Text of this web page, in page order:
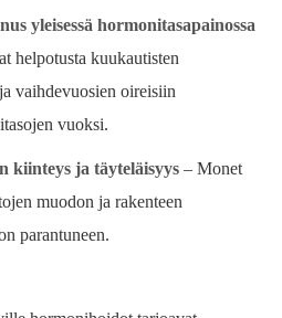
yleisessä hormonitasapainossa
helpotusta kuukautisten
vaihdevuosien oireisiin
vuoksi.
kiinteys ja täyteläisyys – Monet
muodon ja rakenteen
parantuneen.